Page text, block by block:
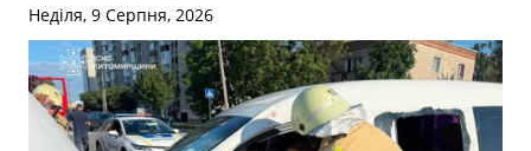
Неділя, 9 Серпня, 2026